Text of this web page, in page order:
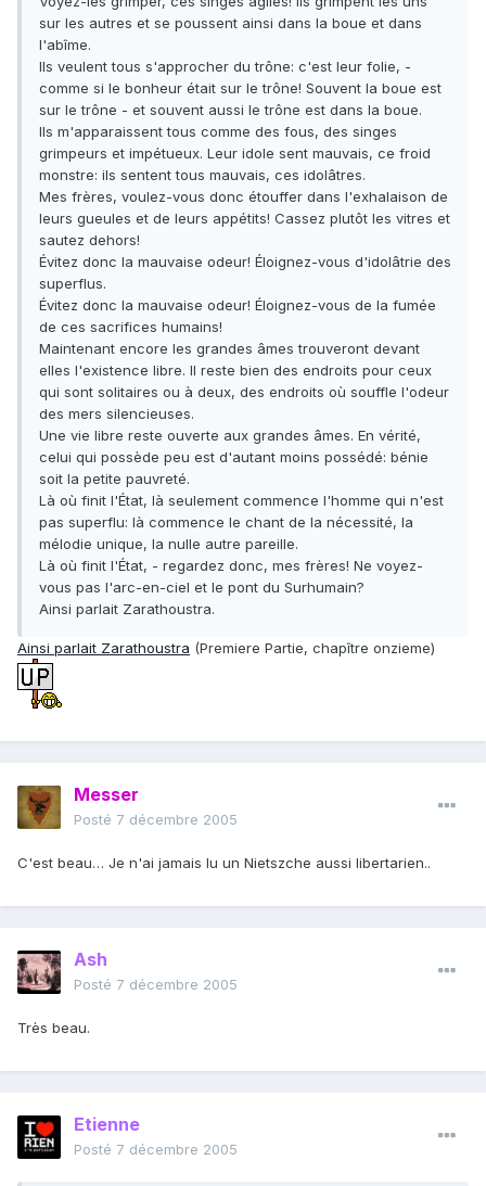
sur les autres et se poussent ainsi dans la boue et dans
l'abîme.
Ils veulent tous s'approcher du trône: c'est leur folie, -
comme si le bonheur était sur le trône! Souvent la boue est
sur le trône - et souvent aussi le trône est dans la boue.
Ils m'apparaissent tous comme des fous, des singes
grimpeurs et impétueux. Leur idole sent mauvais, ce froid
monstre: ils sentent tous mauvais, ces idolâtres.
Mes frères, voulez-vous donc étouffer dans l'exhalaison de
leurs gueules et de leurs appétits! Cassez plutôt les vitres et
sautez dehors!
Évitez donc la mauvaise odeur! Éloignez-vous d'idolâtrie des
superflus.
Évitez donc la mauvaise odeur! Éloignez-vous de la fumée
de ces sacrifices humains!
Maintenant encore les grandes âmes trouveront devant
elles l'existence libre. Il reste bien des endroits pour ceux
qui sont solitaires ou à deux, des endroits où souffle l'odeur
des mers silencieuses.
Une vie libre reste ouverte aux grandes âmes. En vérité,
celui qui possède peu est d'autant moins possédé: bénie
soit la petite pauvreté.
Là où finit l'État, là seulement commence l'homme qui n'est
pas superflu: là commence le chant de la nécessité, la
mélodie unique, la nulle autre pareille.
Là où finit l'État, - regardez donc, mes frères! Ne voyez-
vous pas l'arc-en-ciel et le pont du Surhumain?
Ainsi parlait Zarathoustra.
Ainsi parlait Zarathoustra (Premiere Partie, chapître onzieme)
Messer
Posté 7 décembre 2005
C'est beau… Je n'ai jamais lu un Nietszche aussi libertarien..
Ash
Posté 7 décembre 2005
Très beau.
Etienne
Posté 7 décembre 2005